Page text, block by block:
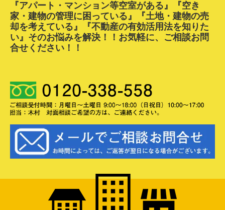
『アパート・マンション等空室がある』『空き
家・建物の管理に困っている』
『土地・建物の売
却を考えている』『不動産の有効活用法を知りた
い』 そのお悩みを解決！！お気軽に、ご相談お問
合せください！！